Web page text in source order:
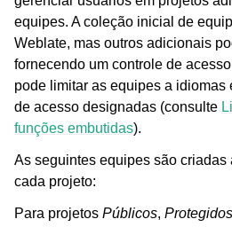
equipes. A coleção inicial de
Weblate, mas outros adicionais
fornecendo um controle de
pode limitar as equipes a idiomas
de acesso designadas (consulte
funções embutidas).
As seguintes equipes são criadas
cada projeto:
Para projetos Públicos, Protegidos